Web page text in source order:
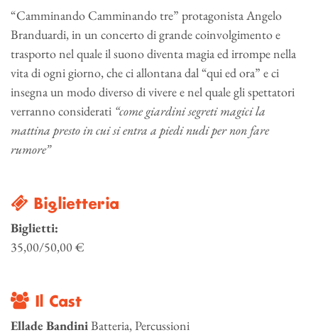
“Camminando Camminando tre” protagonista Angelo
Branduardi, in un concerto di grande coinvolgimento e
trasporto nel quale il suono diventa magia ed irrompe nella
vita di ogni giorno, che ci allontana dal “qui ed ora” e ci
insegna un modo diverso di vivere e nel quale gli spettatori
verranno considerati “come giardini segreti magici la
mattina presto in cui si entra a piedi nudi per non fare
rumore”
Biglietteria
Biglietti:
35,00/50,00 €
Il Cast
Ellade BandiniBatteria, Percussioni